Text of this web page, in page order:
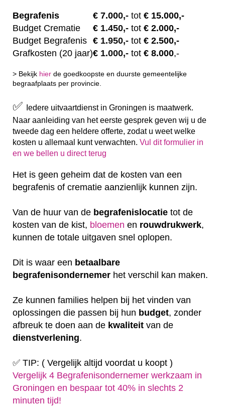
Begrafenis € 7.000,- tot € 15.000,-
Budget Crematie
€ 1.450,- tot € 2.000,-
Budget Begrafenis € 1.950,- tot € 2.500,-
Grafkosten (20 jaar)€ 1.000,- tot € 8.000,-
> Bekijk hier de goedkoopste en duurste gemeentelijke
begraafplaats per provincie.
✅
Iedere uitvaartdienst in Groningen is maatwerk.
Naar aanleiding van het eerste gesprek geven wij u de
tweede dag een heldere offerte, zodat u weet welke
kosten u allemaal kunt verwachten. Vul dit formulier in
en we bellen u direct terug
Het is geen geheim dat de kosten van een
begrafenis of crematie aanzienlijk kunnen zijn.
Van de huur van de begrafenislocatie tot de
kosten van de kist, bloemen en rouwdrukwerk,
kunnen de totale uitgaven snel oplopen.
Dit is waar een betaalbare
begrafenisondernemer het verschil kan maken.
Ze kunnen families helpen bij het vinden van
oplossingen die passen bij hun budget, zonder
afbreuk te doen aan de kwaliteit van de
dienstverlening.
✅ TIP: ( Vergelijk altijd voordat u koopt )
Vergelijk 4 Begrafenisondernemer werkzaam in
Groningen en bespaar tot 40% in slechts 2
minuten tijd!